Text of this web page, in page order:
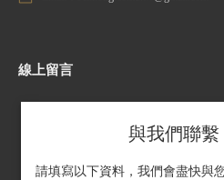
線上留言
與我們聯繫
請填寫以下資料，我們會盡快與